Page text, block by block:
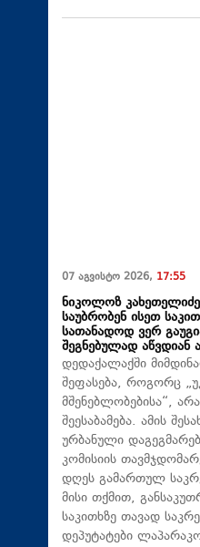
07 აგვისტო 2026, 17:55
ნიკოლოზ
საუბრობენ ისეთ
სათანადოდ ვერ
შეგნებულად
დედაქალაქში
შეფასება, როგორც
მშენებლობებისა“,
შეესაბამება. ამის
ურბანული
კომისიის
დღეს გამართულ
მისი თქმით,
საკითხზე თავად
დეპუტატები